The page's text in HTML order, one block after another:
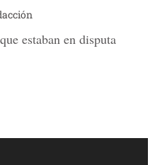
estaban en disputa